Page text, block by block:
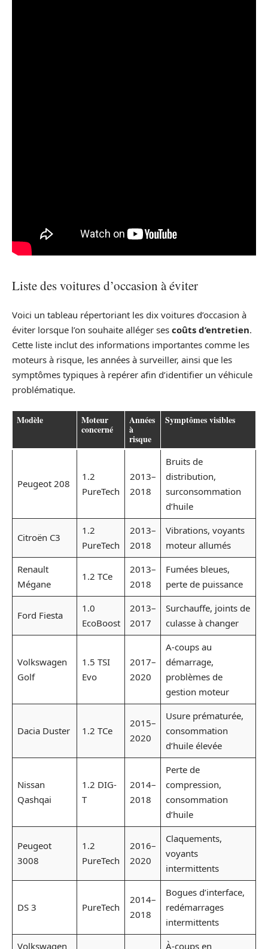
Liste des voitures d’occasion à éviter
Voici un tableau répertoriant les dix voitures d’occasion à
éviter lorsque l’on souhaite alléger ses coûts d’entretien.
Cette liste inclut des informations importantes comme les
moteurs à risque, les années à surveiller, ainsi que les
symptômes typiques à repérer afin d’identifier un véhicule
problématique.
Modèle Moteur
concerné
Années
à
risque
Symptômes visibles
Peugeot 208
1.2
PureTech
2013–
2018
Bruits de
distribution,
surconsommation
d’huile
Citroën C3
1.2
PureTech
2013–
2018
Vibrations, voyants
moteur allumés
Renault
Mégane
1.2 TCe
2013–
2018
Fumées bleues,
perte de puissance
Ford Fiesta
1.0
EcoBoost
2013–
2017
Surchauffe, joints de
culasse à changer
Volkswagen
Golf
1.5 TSI
Evo
2017–
2020
A-coups au
démarrage,
problèmes de
gestion moteur
Dacia Duster 1.2 TCe
2015–
2020
Usure prématurée,
consommation
d’huile élevée
Nissan
Qashqai
1.2 DIG-
T
2014–
2018
Perte de
compression,
consommation
d’huile
Peugeot
3008
1.2
PureTech
2016–
2020
Claquements,
voyants
intermittents
DS 3 PureTech
2014–
2018
Bogues d’interface,
redémarrages
intermittents
Volkswagen
À-coups en